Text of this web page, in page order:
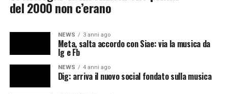
del 2000 non c’erano
NEWS 3 anni ago
Meta, salta accordo con Siae: via la musica da
Ig e Fb
NEWS 4 anni ago
Dig: arriva il nuovo social fondato sulla musica